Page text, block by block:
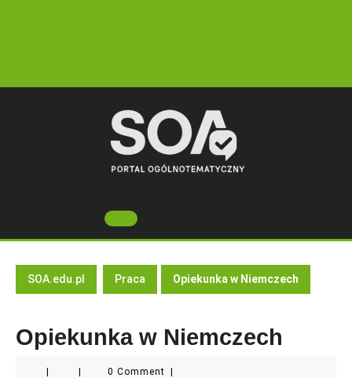
Open
Button
SOA.edu.pl Praca Opiekunka w Niemczech
Opiekunka w Niemczech
0 Comment